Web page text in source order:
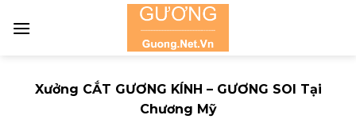
Xưởng CẮT GƯƠNG KÍNH – GƯƠNG SOI Tại
Chương Mỹ